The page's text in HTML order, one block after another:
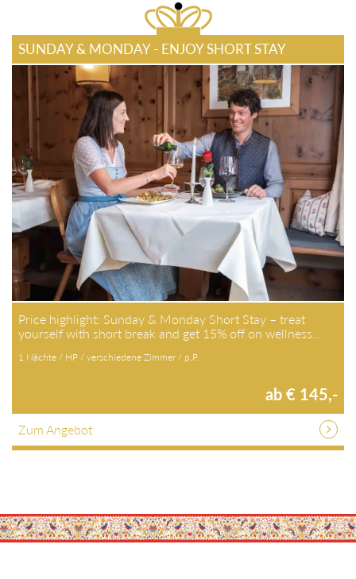
SUNDAY & MONDAY - ENJOY SHORT STAY
Price highlight: Sunday & Monday Short Stay – treat
yourself with short break and get 15% off on wellness…
1 Nächte / HP / verschiedene Zimmer / p.P.
ab € 145,-
Zum Angebot